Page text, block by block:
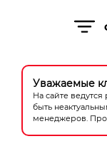
Отопление и
Подарочные
Расходные
Сад-огород
Уважаемые
На сайте
быть
менеджеров.